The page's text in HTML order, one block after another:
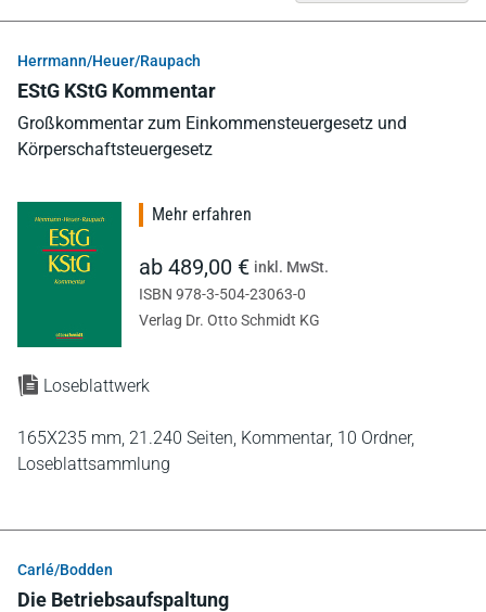
Herrmann/Heuer/Raupach
EStG KStG Kommentar
Großkommentar zum Einkommensteuergesetz und
Körperschaftsteuergesetz
Loseblattwerk
165X235 mm, 21.240 Seiten, Kommentar, 10 Ordner,
Loseblattsammlung
Mehr erfahren
ab 489,00 € inkl. MwSt.
ISBN 978-3-504-23063-0
Verlag Dr. Otto Schmidt KG
Carlé/Bodden
Die Betriebsaufspaltung